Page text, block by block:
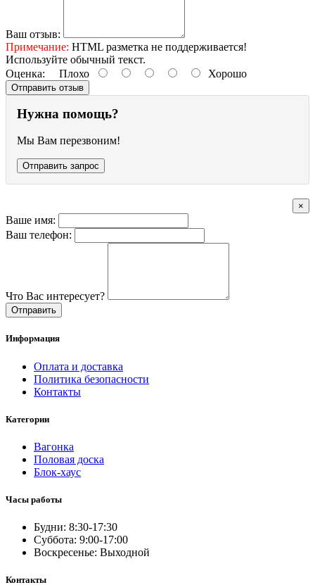
Ваш отзыв:
Примечание: HTML разметка не поддерживается!
Используйте обычный текст.
Оценка: Плохо Хорошо
Отправить отзыв
Нужна помощь?
Мы Вам перезвоним!
Отправить запрос
×
Ваше имя:
Ваш телефон:
Что Вас интересует?
Отправить
Информация
Оплата и доставка
Политика безопасности
Контакты
Категории
Вагонка
Половая доска
Блок-хаус
Часы работы
Будни: 8:30-17:30
Суббота: 9:00-17:00
Воскресенье: Выходной
Контакты